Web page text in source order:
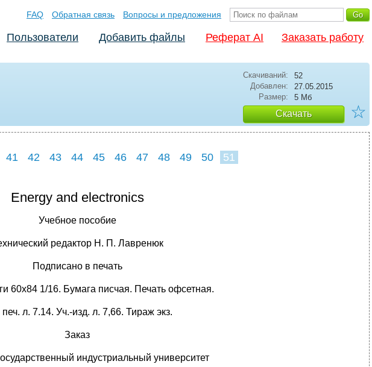
FAQ Обратная связь Вопросы и предложения
Пользователи Добавить файлы Реферат AI Заказать работу
Скачиваний:
52
Добавлен:
27.05.2015
Размер:
5 Мб
Скачать ☆
41 42 43 44 45 46 47 48 49 50 51
Energy and electronics
Учебное пособие
редактор Н. П. Лавренюк
Подписано в печать
60х84 1/16. Бумага писчая. Печать офсетная.
печ. л. 7.14. Уч.-изд. л. 7,66. Тираж экз.
Заказ
индустриальный университет